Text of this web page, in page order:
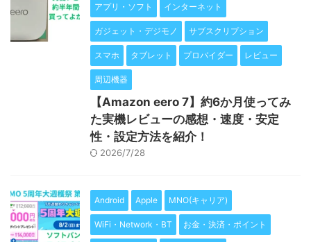
アプリ・ソフト インターネット
ガジェット・デジモノ サブスクリプション
スマホ タブレット プロバイダー レビュー
周辺機器
【Amazon eero 7】約6か月使ってみ
た実機レビューの感想・速度・安定
性・設定方法を紹介！
2026/7/28
Android Apple MNO(キャリア)
WiFi・Network・BT お金・決済・ポイント